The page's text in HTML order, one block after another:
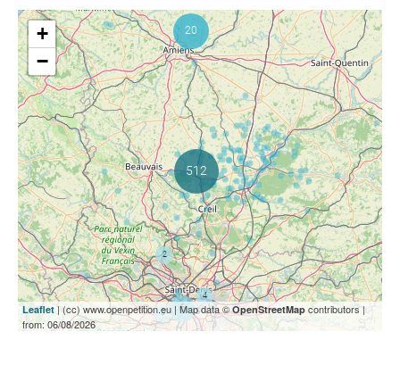
+
−
Leaflet | (cc) www.openpetition.eu | Map data ©OpenStreetMap contributors |
from: 06/08/2026